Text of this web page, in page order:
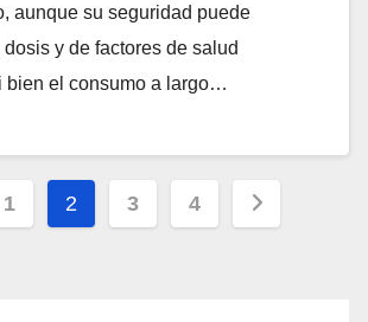
aunque su seguridad puede
y de factores de salud
bien el consumo a largo…
1 2 3 4